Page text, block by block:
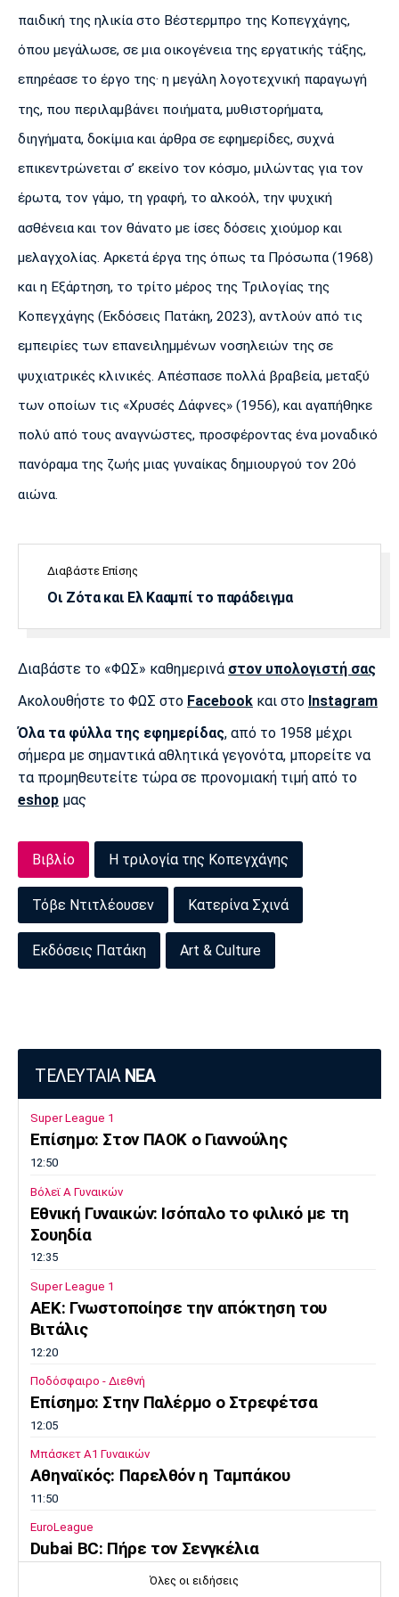
παιδική της ηλικία στο Βέστερμπρο της Κοπεγχάγης,
όπου μεγάλωσε, σε μια οικογένεια της εργατικής τάξης,
επηρέασε το έργο της· η μεγάλη λογοτεχνική παραγωγή
της, που περιλαμβάνει ποιήματα, μυθιστορήματα,
διηγήματα, δοκίμια και άρθρα σε εφημερίδες, συχνά
επικεντρώνεται σ’ εκείνο τον κόσμο, μιλώντας για τον
έρωτα, τον γάμο, τη γραφή, το αλκοόλ, την ψυχική
ασθένεια και τον θάνατο με ίσες δόσεις χιούμορ και
μελαγχολίας. Αρκετά έργα της όπως τα Πρόσωπα (1968)
και η Εξάρτηση, το τρίτο μέρος της Τριλογίας της
Κοπεγχάγης (Εκδόσεις Πατάκη, 2023), αντλούν από τις
εμπειρίες των επανειλημμένων νοσηλειών της σε
ψυχιατρικές κλινικές. Απέσπασε πολλά βραβεία, μεταξύ
των οποίων τις «Χρυσές Δάφνες» (1956), και αγαπήθηκε
πολύ από τους αναγνώστες, προσφέροντας ένα μοναδικό
πανόραμα της ζωής μιας γυναίκας δημιουργού τον 20ό
αιώνα.
Διαβάστε Επίσης
Οι Ζότα και Ελ Κααμπί το παράδειγμα
Διαβάστε το «ΦΩΣ» καθημερινά στον υπολογιστή σας
Ακολουθήστε το ΦΩΣ στο Facebook και στο Instagram
Όλα τα φύλλα της εφημερίδας, από το 1958 μέχρι
σήμερα με σημαντικά αθλητικά γεγονότα, μπορείτε να
τα προμηθευτείτε τώρα σε προνομιακή τιμή από το
eshop μας
Βιβλίο Η τριλογία της Κοπεγχάγης
Τόβε Ντιτλέουσεν Κατερίνα Σχινά
Εκδόσεις Πατάκη Art & Culture
ΤΕΛΕΥΤΑΙΑ ΝΕΑ
Super League 1
Επίσημο: Στον ΠΑΟΚ ο Γιαννούλης
12:50
Βόλεϊ Α Γυναικών
Εθνική Γυναικών: Ισόπαλο το φιλικό με τη
Σουηδία
12:35
Super League 1
ΑΕΚ: Γνωστοποίησε την απόκτηση του
Βιτάλις
12:20
Ποδόσφαιρο - Διεθνή
Επίσημο: Στην Παλέρμο ο Στρεφέτσα
12:05
Μπάσκετ Α1 Γυναικών
Αθηναϊκός: Παρελθόν η Ταμπάκου
11:50
EuroLeague
Dubai BC: Πήρε τον Σενγκέλια
Όλες οι ειδήσεις